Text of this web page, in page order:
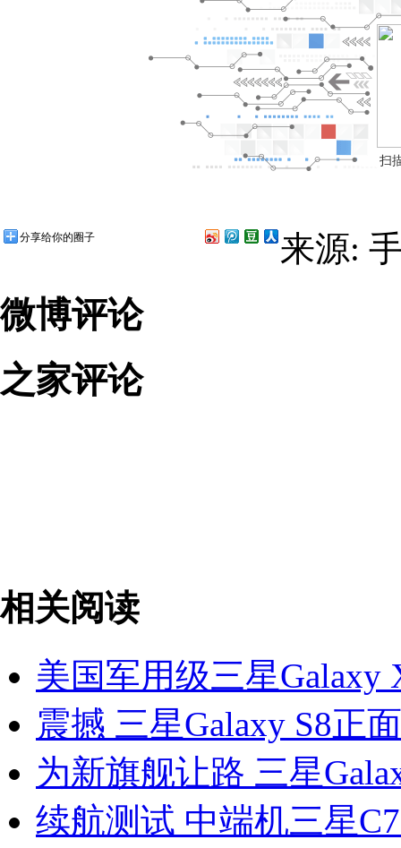
扫
分享给你的圈子 来源:
微博评论
之家评论
相关阅读
美国军用级三星Galaxy
震撼 三星Galaxy S8正
为新旗舰让路 三星
续航测试 中端机三星